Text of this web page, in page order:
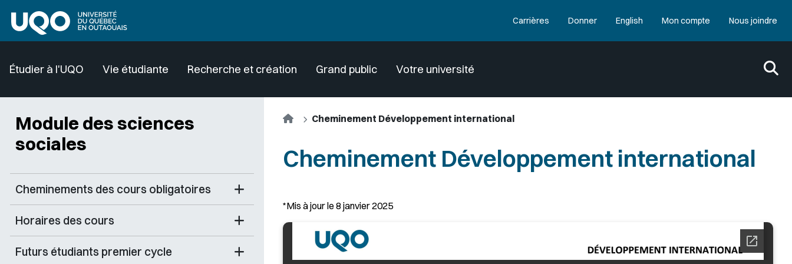
Carrières Donner English Mon compte Nous joindre
Étudier à l'UQO Vie étudiante Recherche et création Grand public Votre université
Module des sciences
sociales
Cheminements des cours obligatoires
Horaires des cours
Futurs étudiants premier cycle
AccueilCheminement Développement international
Cheminement Développement international
Corps
*Mis à jour le 8 janvier 2025